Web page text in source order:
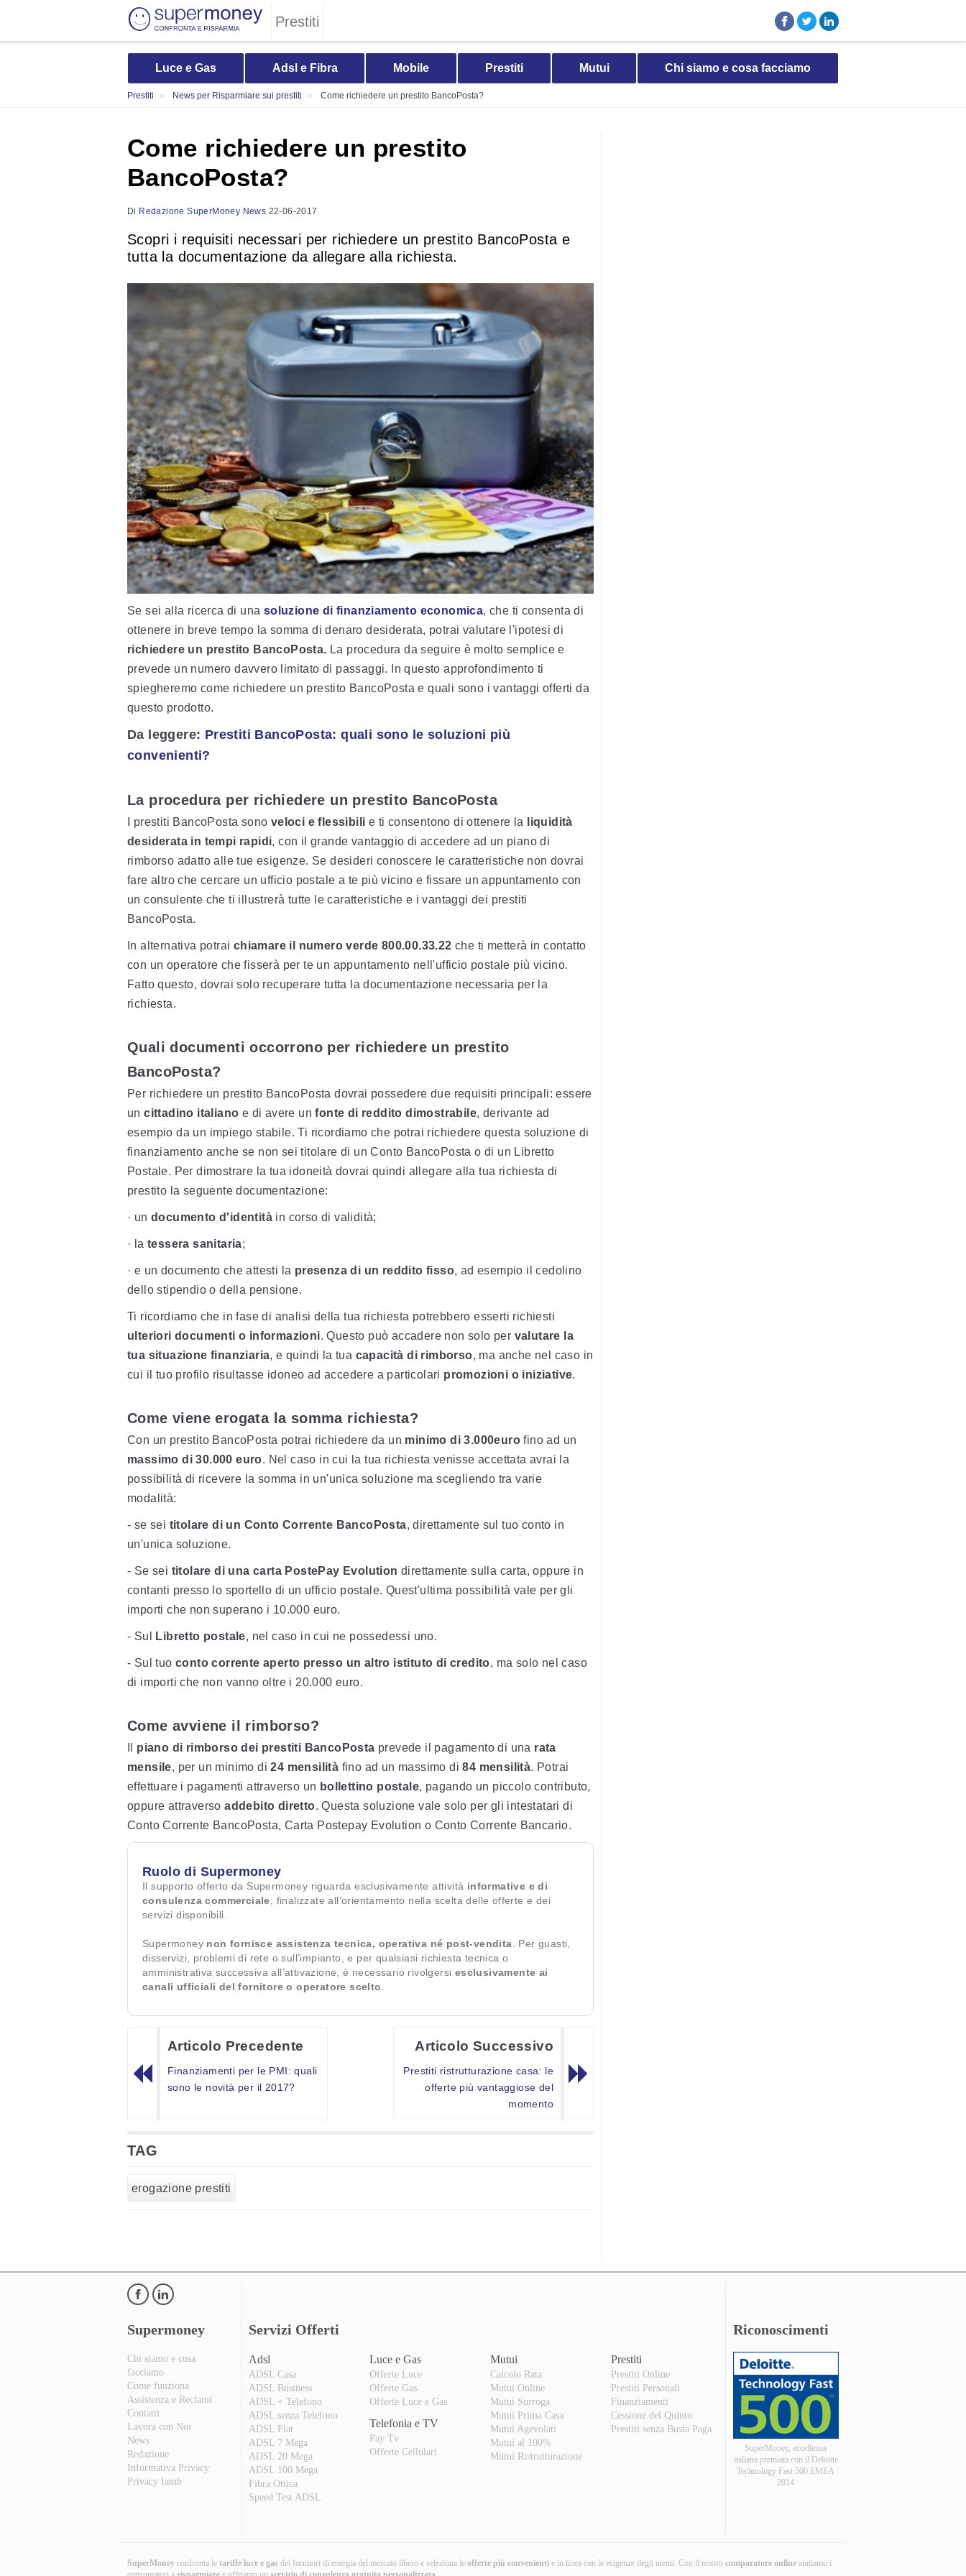
Prestiti
Luce e Gas Adsl e Fibra Mobile Prestiti Mutui Chi siamo e cosa facciamo
Prestiti News per Risparmiare sui prestiti Come richiedere un prestito BancoPosta?
Come richiedere un prestito
BancoPosta?
Di Redazione SuperMoney News 22-06-2017
Scopri i requisiti necessari per richiedere un prestito BancoPosta e
tutta la documentazione da allegare alla richiesta.
Se sei alla ricerca di una soluzione di finanziamento economica, che ti consenta di
ottenere in breve tempo la somma di denaro desiderata, potrai valutare l'ipotesi di
richiedere un prestito BancoPosta. La procedura da seguire è molto semplice e
prevede un numero davvero limitato di passaggi. In questo approfondimento ti
spiegheremo come richiedere un prestito BancoPosta e quali sono i vantaggi offerti da
questo prodotto.
Da leggere: Prestiti BancoPosta: quali sono le soluzioni più
convenienti?
La procedura per richiedere un prestito BancoPosta
I prestiti BancoPosta sono veloci e flessibili e ti consentono di ottenere la
liquidità
desiderata in tempi rapidi, con il grande vantaggio di accedere ad un piano di
rimborso adatto alle tue esigenze. Se desideri conoscere le caratteristiche non dovrai
fare altro che cercare un ufficio postale a te più vicino e fissare un appuntamento con
un consulente che ti illustrerà tutte le caratteristiche e i vantaggi dei prestiti
BancoPosta.
In alternativa potrai chiamare il numero verde 800.00.33.22 che ti metterà in contatto
con un operatore che fisserà per te un appuntamento nell'ufficio postale più vicino.
Fatto questo, dovrai solo recuperare tutta la documentazione necessaria per la
richiesta.
Quali documenti occorrono per richiedere un prestito
BancoPosta?
Per richiedere un prestito BancoPosta dovrai possedere due requisiti principali: essere
uncittadino italiano e di avere unfonte di reddito dimostrabile, derivante ad
esempio da un impiego stabile. Ti ricordiamo che potrai richiedere questa soluzione di
finanziamento anche se non sei titolare di un Conto BancoPosta o di un Libretto
Postale. Per dimostrare la tua idoneità dovrai quindi allegare alla tua richiesta di
prestito la seguente documentazione:
· un documento d'identità in corso di validità;
· la tessera sanitaria;
· e un documento che attesti la presenza di un reddito fisso, ad esempio il cedolino
dello stipendio o della pensione.
Ti ricordiamo che in fase di analisi della tua richiesta potrebbero esserti richiesti
ulteriori documenti o informazioni. Questo può accadere non solo per valutare la
tua situazione finanziaria, e quindi la tua capacità di rimborso, ma anche nel caso in
cui il tuo profilo risultasse idoneo ad accedere a particolari promozioni o iniziative.
Come viene erogata la somma richiesta?
Con un prestito BancoPosta potrai richiedere da un minimo di 3.000euro fino ad un
massimo di 30.000 euro. Nel caso in cui la tua richiesta venisse accettata avrai la
possibilità di ricevere la somma in un'unica soluzione ma scegliendo tra varie
modalità:
- se sei titolare di un Conto Corrente BancoPosta, direttamente sul tuo conto in
un'unica soluzione.
- Se sei titolare di una carta PostePay Evolution direttamente sulla carta, oppure in
contanti presso lo sportello di un ufficio postale. Quest'ultima possibilità vale per gli
importi che non superano i 10.000 euro.
- Sul Libretto postale, nel caso in cui ne possedessi uno.
- Sul tuo conto corrente aperto presso un altro istituto di credito, ma solo nel caso
di importi che non vanno oltre i 20.000 euro.
Come avviene il rimborso?
piano di rimborso dei prestiti BancoPosta prevede il pagamento di una rata
mensile, per un minimo di24 mensilità fino ad un massimo di84 mensilità. Potrai
effettuare i pagamenti attraverso un bollettino postale, pagando un piccolo contributo,
oppure attraversoaddebito diretto. Questa soluzione vale solo per gli intestatari di
Conto Corrente BancoPosta, Carta Postepay Evolution o Conto Corrente Bancario.
Ruolo di Supermoney
Il supporto offerto da Supermoney riguarda esclusivamente attività informative e di
consulenza commerciale, finalizzate all’orientamento nella scelta delle offerte e dei
servizi disponibili.
Supermoney non fornisce assistenza tecnica, operativa né post-vendita. Per guasti,
disservizi, problemi di rete o sull’impianto, e per qualsiasi richiesta tecnica o
amministrativa successiva all’attivazione, è necessario rivolgersi esclusivamente ai
canali ufficiali del fornitore o operatore scelto.
Articolo Precedente
Finanziamenti per le PMI: quali
sono le novità per il 2017?
Articolo Successivo
Prestiti ristrutturazione casa: le
offerte più vantaggiose del
momento
TAG
erogazione prestiti
Supermoney
Chi siamo e cosa
facciamo
Come funziona
Assistenza e Reclami
Contatti
Lavora con Noi
News
Redazione
Informativa Privacy
Privacy Iamb
Servizi Offerti
Adsl
ADSL Casa
ADSL Business
ADSL + Telefono
ADSL senza Telefono
ADSL Flat
ADSL 7 Mega
ADSL 20 Mega
ADSL 100 Mega
Fibra Ottica
Speed Test ADSL
Luce e Gas
Offerte Luce
Offerte Gas
Offerte Luce e Gas
Telefonia e TV
Pay Tv
Offerte Cellulari
Mutui
Calcolo Rata
Mutui Online
Mutui Surroga
Mutui Prima Casa
Mutui Agevolati
Mutui al 100%
Mutui Ristrutturazione
Prestiti
Prestiti Online
Prestiti Personali
Finanziamenti
Cessione del Quinto
Prestiti senza Busta Paga
Riconoscimenti
SuperMoney, eccellenza
italiana premiata con il Deloitte
Technology Fast 500 EMEA
2014
SuperMoney confronta le tariffe luce e gas dei fornitori di energia del mercato libero e seleziona le offerte più convenienti e in linea con le esigenze degli utenti. Con il nostro comparatore online aiutiamo i